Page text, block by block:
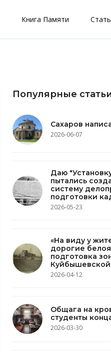
Книга Памяти
Популярные
Сахаров
2026-06-07
Даю
пытались
систему
подготовки
2026-05-23
«На виду у
дорогие
подготовка
2026-04-12
Общага на
студенты
2026-03-30